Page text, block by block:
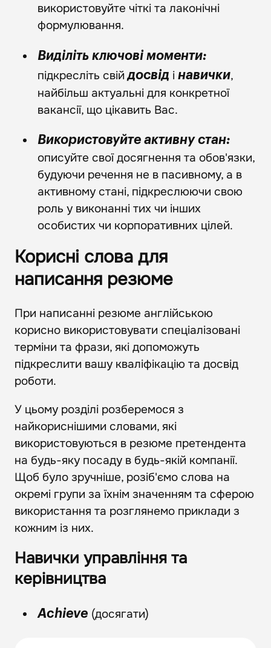
використовуйте чіткі та лаконічні
формулювання.
Виділіть ключові моменти:
підкресліть свійдосвід інавички,
найбільш актуальні для конкретної
вакансії, що цікавить Вас.
Використовуйте активну стан:
описуйте свої досягнення та обов'язки,
будуючи речення не в пасивному, а в
активному стані, підкреслюючи свою
роль у виконанні тих чи інших
особистих чи корпоративних цілей.
Корисні слова для
написання резюме
При написанні резюме англійською
корисно використовувати спеціалізовані
терміни та фрази, які допоможуть
підкреслити вашу кваліфікацію та досвід
роботи.
У цьому розділі розберемося з
найкориснішими словами, які
використовуються в резюме претендента
на будь-яку посаду в будь-якій компанії.
Щоб було зручніше, розіб'ємо слова на
окремі групи за їхнім значенням та сферою
використання та розглянемо приклади з
кожним із них.
Навички управління та
керівництва
Achieve (досягати)